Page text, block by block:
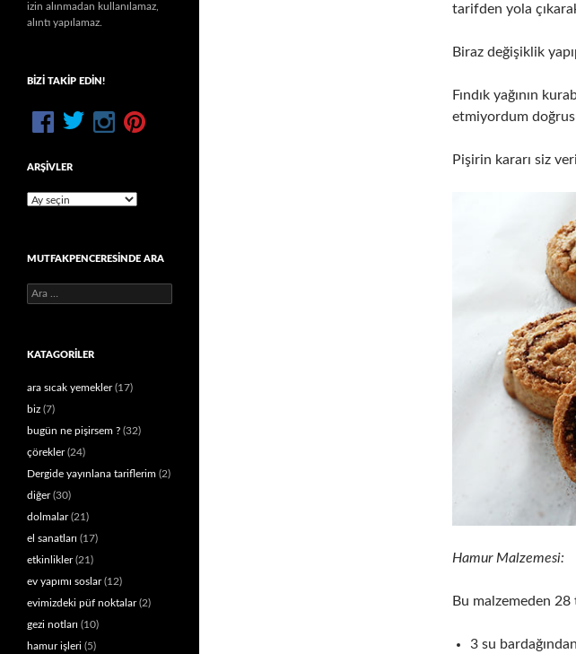
tarifden yola
Biraz değişiklik
Fındık yağının
etmiyordum
Pişirin kararı siz
Hamur Malzemesi:
Bu malzemeden 28
3 su
izin alınmadan kullanılamaz,
alıntı yapılamaz.
BIZI TAKIP EDIN!
ARŞIVLER
Arşivler
MUTFAKPENCERESINDE ARA
Arama:
KATAGORILER
ara sıcak yemekler(17)
biz (7)
bugün ne pişirsem ? (32)
çörekler(24)
Dergide yayınlana tariflerim (2)
diğer(30)
dolmalar(21)
el sanatları (17)
etkinlikler(21)
ev yapımı soslar(12)
evimizdeki püf noktalar(2)
gezi notları (10)
hamur işleri (5)